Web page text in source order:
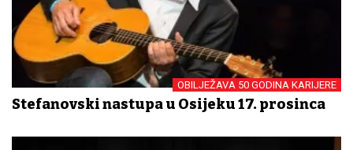
OBILJEŽAVA 50 GODINA KARIJERE
Stefanovski nastupa u Osijeku 17. prosinca